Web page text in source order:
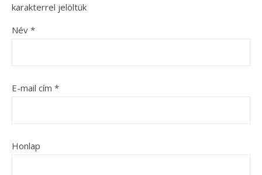
karakterrel jelöltük
Név *
E-mail cím *
Honlap